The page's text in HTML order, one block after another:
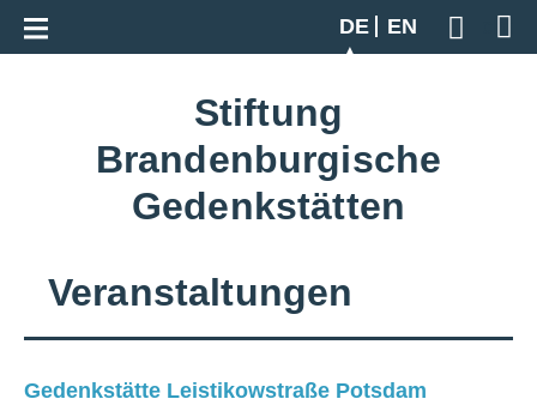
DE
EN
Geben
Zur Gesamtübersicht
Stiftung
Brandenburgische
Gedenkstätten
Veranstaltungen
Gedenkstätte Leistikowstraße Potsdam